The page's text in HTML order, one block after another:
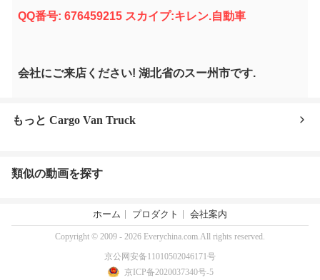
QQ番号: 676459215 スカイプ:キレン.自動車
会社にご来店ください! 湖北省のスー州市です.
もっと Cargo Van Truck
類似の動画を探す
ホーム プロダクト 会社案内
Copyright © 2009 - 2026 Everychina.com.All rights reserved.
京公网安备11010502046171号
京ICP备2020037340号-5